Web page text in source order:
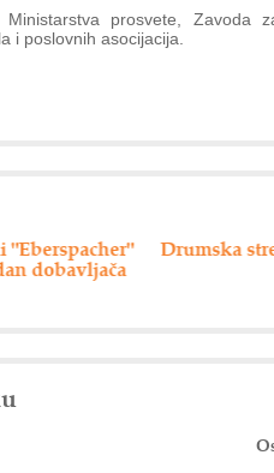
prosvete, Zavoda
i poslovnih asocijacija.
"Eberspacher"
dobavljača
Drumska